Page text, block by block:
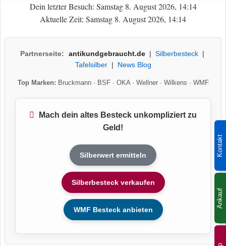
Kontakt
Ankauf
Dein letzter Besuch: Samstag 8. August 2026, 14:14
Aktuelle Zeit: Samstag 8. August 2026, 14:14
Partnerseite: antikundgebraucht.de| Silberbesteck|
Tafelsilber| News Blog
Top Marken: Bruckmann· BSF· OKA· Wellner· Wilkens · WMF
Mach dein altes Besteck unkompliziert zu
Geld!
Silberwert ermitteln
Silberbesteck verkaufen
WMF Besteck anbieten